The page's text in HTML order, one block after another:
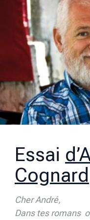
Essai
Cognard
Cher André,
Dans tes romans